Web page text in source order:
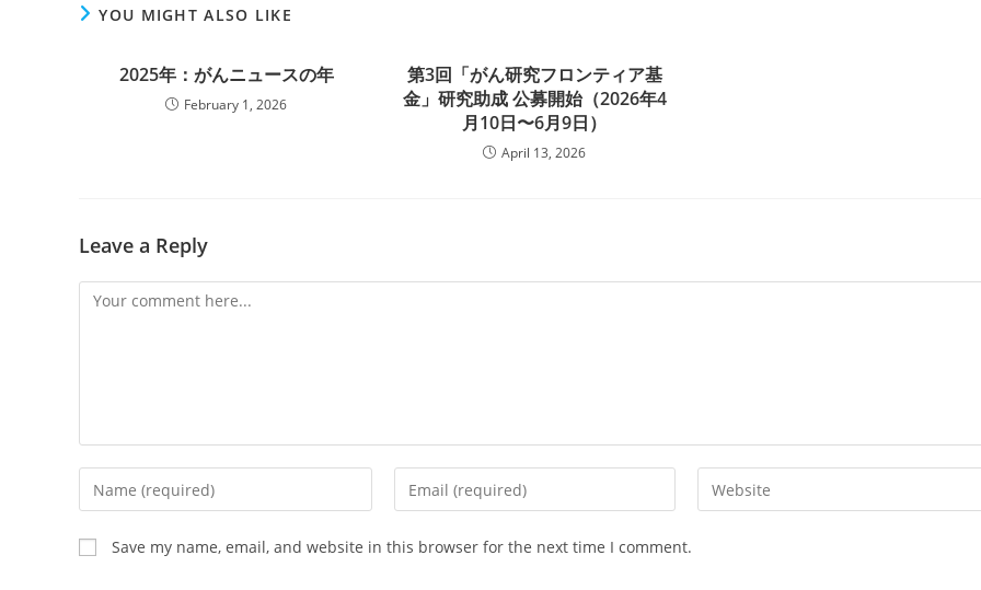
YOU MIGHT ALSO LIKE
2025年：がんニュースの年
February 1, 2026
第3回「がん研究フロンティア基
金」研究助成 公募開始（2026年4
月10日〜6月9日）
April 13, 2026
Leave a Reply
Comment
Enter
your
name
or
Enter
your
Enter
your
Save my name, email, and website in this browser for the next time I comment.